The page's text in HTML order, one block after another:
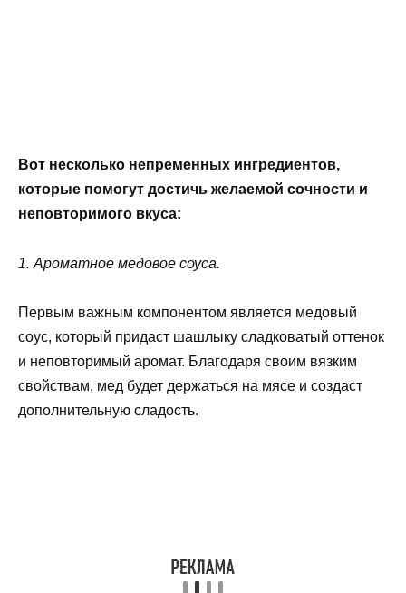
Вот несколько непременных ингредиентов,
которые помогут достичь желаемой сочности и
неповторимого вкуса:
1. Ароматное медовое соуса.
Первым важным компонентом является медовый
соус, который придаст шашлыку сладковатый оттенок
и неповторимый аромат. Благодаря своим вязким
свойствам, мед будет держаться на мясе и создаст
дополнительную сладость.